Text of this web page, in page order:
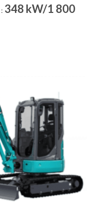
: 348 kW/1 800